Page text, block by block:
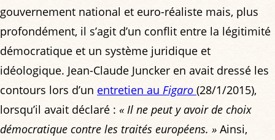
gouvernement national et euro-réaliste mais, plus
profondément, il s’agit d’un conflit entre la légitimité
démocratique et un système juridique et
idéologique. Jean-Claude Juncker en avait dressé les
contours lors d’un entretien au Figaro (28/1/2015),
lorsqu’il avait déclaré : « Il ne peut y avoir de choix
démocratique contre les traités européens. » Ainsi,